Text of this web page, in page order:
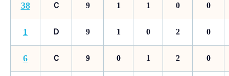
38 Ｃ 9 1 1 0 0
1 Ｄ 9 1 0 2 0
6 Ｃ 9 0 1 2 0